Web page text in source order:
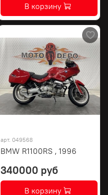
В корзину
арт. 049568
BMW R1100RS , 1996
340000 руб
В корзину